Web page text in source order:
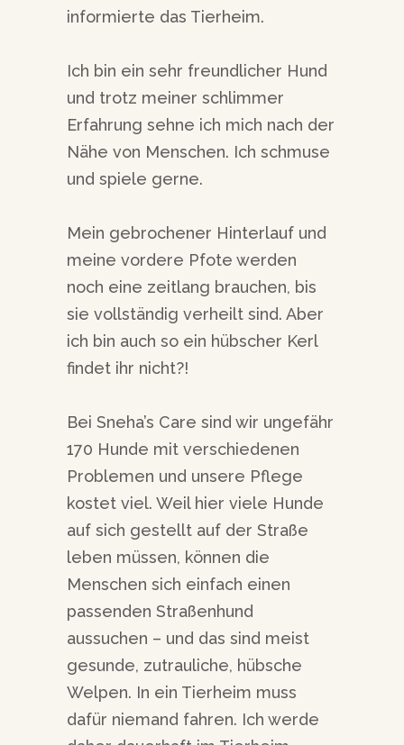
informierte das Tierheim.
Ich bin ein sehr freundlicher Hund
und trotz meiner schlimmer
Erfahrung sehne ich mich nach der
Nähe von Menschen. Ich schmuse
und spiele gerne.
Mein gebrochener Hinterlauf und
meine vordere Pfote werden
noch eine zeitlang brauchen, bis
sie vollständig verheilt sind. Aber
ich bin auch so ein hübscher Kerl
findet ihr nicht?!
Bei Sneha’s Care sind wir ungefähr
170 Hunde mit verschiedenen
Problemen und unsere Pflege
kostet viel. Weil hier viele Hunde
auf sich gestellt auf der Straße
leben müssen, können die
Menschen sich einfach einen
passenden Straßenhund
aussuchen – und das sind meist
gesunde, zutrauliche, hübsche
Welpen. In ein Tierheim muss
dafür niemand fahren. Ich werde